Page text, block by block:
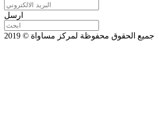
ارسل
جميع الحقوق محفوظة لمركز مساواة © 2019